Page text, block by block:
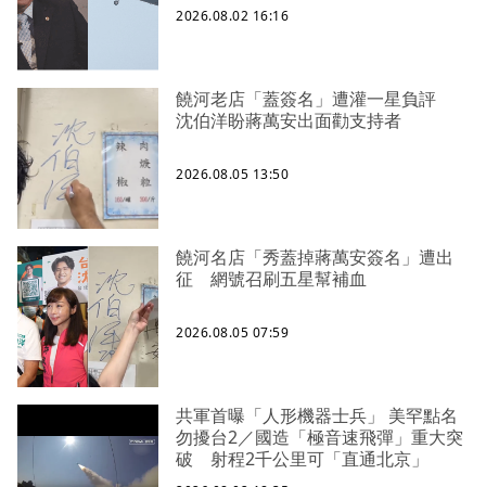
2026.08.02 16:16
饒河老店「蓋簽名」遭灌一星負評
沈伯洋盼蔣萬安出面勸支持者
2026.08.05 13:50
饒河名店「秀蓋掉蔣萬安簽名」遭出
征 網號召刷五星幫補血
2026.08.05 07:59
共軍首曝「人形機器士兵」 美罕點名
勿擾台2／國造「極音速飛彈」重大突
破 射程2千公里可「直通北京」